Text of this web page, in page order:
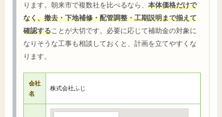
ります。朝来市で複数社を比べるなら、 本体価格だけで
なく、撤去・下地補修・配管調整・工期説明まで揃えて
確認することが大切です。必要に応じて補助金の対象に
なりそうな工事も相談しておくと、計画を立てやすくな
ります。
会社
名
株式会社ふじ